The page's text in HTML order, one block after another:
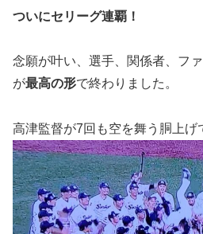
ついにセリーグ連覇！
念願が叶い、選手、関係者、フ
が最高の形で終わりました。
高津監督が7回も空を舞う胴上げ